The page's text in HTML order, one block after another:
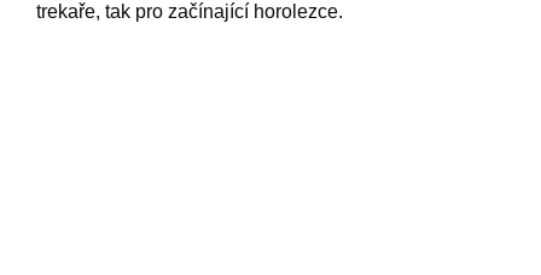
trekaře, tak pro začínající horolezce.